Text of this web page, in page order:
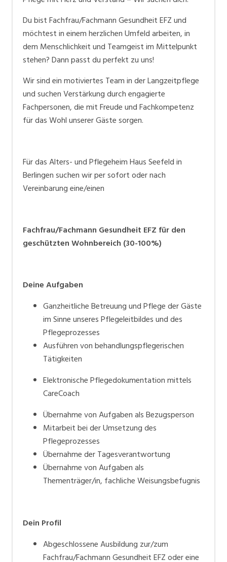
Lehre die Berufsmaturität erlangen? Bei uns ist das
möglich! Starte jetzt deine Lehre bei Tertianum und
lege den Grundstein für deine berufliche Zukunft.
Unser Jobportal: jobs.tertianum.ch
Schnellbewerbungsfunktionum sich in sechs
einfachen Schritten zu bewerben und in unseren
Talentpool zu gelangen. Bei passender Vakanz
Du bist Fachfrau/Fachmann Gesundheit EFZ und
möchtest in einem herzlichen Umfeld arbeiten, in
dem Menschlichkeit und Teamgeist im Mittelpunkt
stehen? Dann passt du perfekt zu uns!
Wir sind ein motiviertes Team in der Langzeitpflege
und suchen Verstärkung durch engagierte
Fachpersonen, die mit Freude und Fachkompetenz
für das Wohl unserer Gäste sorgen.
Für das Alters- und Pflegeheim Haus Seefeld in
Berlingen suchen wir per sofort oder nach
Vereinbarung eine/einen
Fachfrau/Fachmann Gesundheit EFZ für den
geschützten Wohnbereich (30-100%)
Deine Aufgaben
Ganzheitliche Betreuung und Pflege der Gäste
im Sinne unseres Pflegeleitbildes und des
Pflegeprozesses
Ausführen von behandlungspflegerischen
Tätigkeiten
Elektronische Pflegedokumentation mittels
CareCoach
Übernahme von Aufgaben als Bezugsperson
Mitarbeit bei der Umsetzung des
Pflegeprozesses
Übernahme der Tagesverantwortung
Übernahme von Aufgaben als
Thementräger/in, fachliche Weisungsbefugnis
Dein Profil
Abgeschlossene Ausbildung zur/zum
Fachfrau/Fachmann Gesundheit EFZ oder eine